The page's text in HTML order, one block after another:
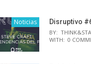
Noticias Disruptivo
BY:
WITH: 0